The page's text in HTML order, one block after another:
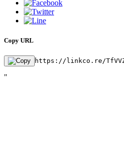
Copy URL
https://linkco.re/
"